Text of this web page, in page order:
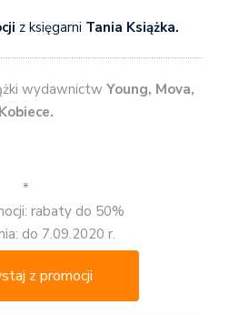
z księgarni Tania Książka.
wydawnictw Young, Mova,
Kobiece.
*
rabaty do 50%
do 7.09.2020 r.
z promocji